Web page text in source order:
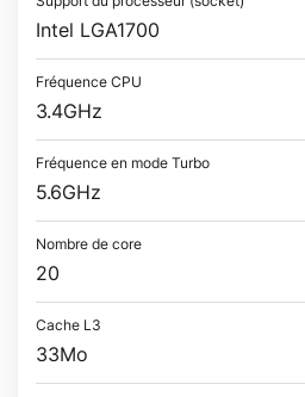
Intel LGA1700
Fréquence CPU
3.4GHz
Fréquence en mode Turbo
5.6GHz
Nombre de core
20
Cache L3
33Mo